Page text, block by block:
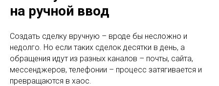
на ручной ввод
Создать сделку вручную – вроде бы несложно и
недолго. Но если таких сделок десятки в день, а
обращения идут из разных каналов – почты, сайта,
мессенджеров, телефонии – процесс затягивается и
превращаются в хаос.